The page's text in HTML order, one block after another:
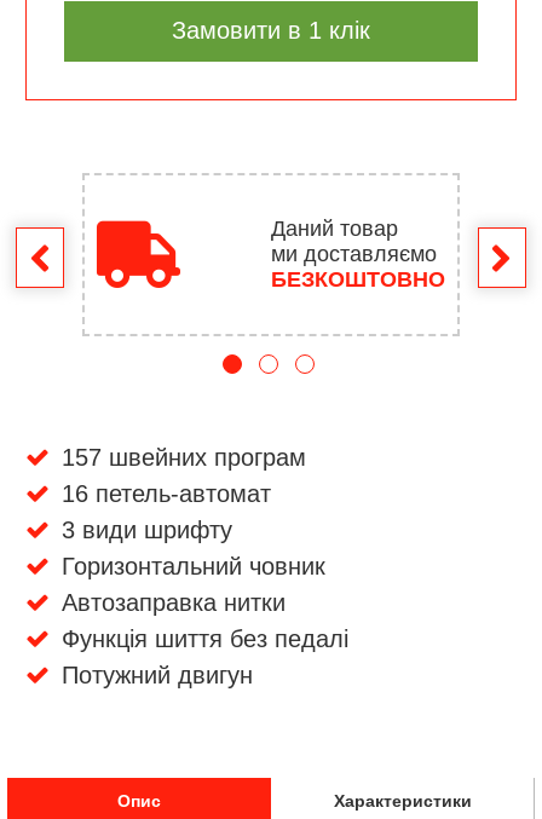
Замовити в 1 клік
Даний товар
ми доставляємо
БЕЗКОШТОВНО
157 швейних програм
16 петель-автомат
3 види шрифту
Горизонтальний човник
Автозаправка нитки
Функція шиття без педалі
Потужний двигун
Опис Характеристики